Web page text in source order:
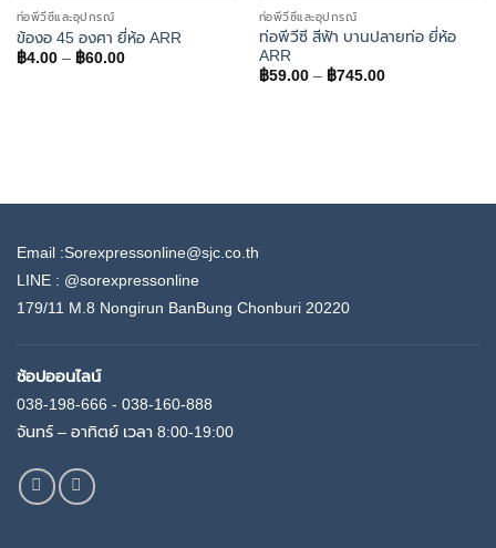
ท่อพีวีซีและอุปกรณ์
ข้องอ 45 องศา ยี่ห้อ ARR
฿4.00 – ฿60.00Price
ท่อพีวีซีและอุปกรณ์
ท่อพีวีซี สีฟ้า บานปลายท่อ ยี่ห้อ
ARR
฿59.00 – ฿745.00Price
Email :Sorexpressonline@sjc.co.th
LINE : @sorexpressonline
179/11 M.8 Nongirun BanBung Chonburi 20220
ช้อปออนไลน์
038-198-666 - 038-160-888
จันทร์ – อาทิตย์ เวลา 8:00-19:00